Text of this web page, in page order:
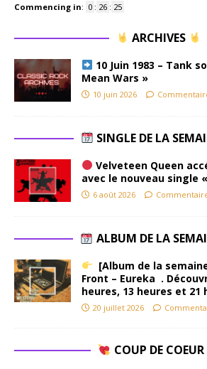
Commencing in: 0 : 26 : 24
ARCHIVES
10 Juin 1983 – Tank
Mean Wars »
10 juin 2026
SINGLE DE LA
Velveteen Queen
avec le nouveau single
6 août 2026
ALBUM DE LA
[Album de la
Front – Eureka .
heures, 13 heures et 21
20 juillet 2026
COUP DE COEUR